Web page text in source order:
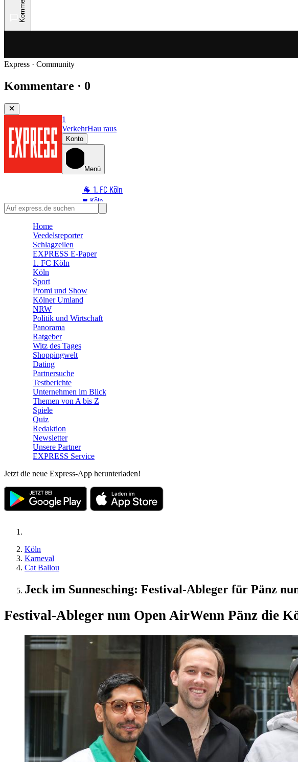
Express · Community
Kommentare · 0
1
VerkehrHau raus
Konto
Menü
🐐 1. FC Köln
♥️ Köln
⭐ Promi
🛒 Shoppingwelt
🧩 Spiele
Home
Veedelsreporter
Schlagzeilen
EXPRESS E-Paper
1. FC Köln
Köln
Sport
Promi und Show
Kölner Umland
NRW
Politik und Wirtschaft
Panorama
Ratgeber
Witz des Tages
Shoppingwelt
Dating
Partnersuche
Testberichte
Unternehmen im Blick
Themen von A bis Z
Spiele
Quiz
Redaktion
Newsletter
Unsere Partner
EXPRESS Service
Jetzt die neue Express-App herunterladen!
Köln
Karneval
Cat Ballou
Jeck im Sunnesching: Festival-Ableger für Pänz
Festival-Ableger nun Open AirWenn Pänz die